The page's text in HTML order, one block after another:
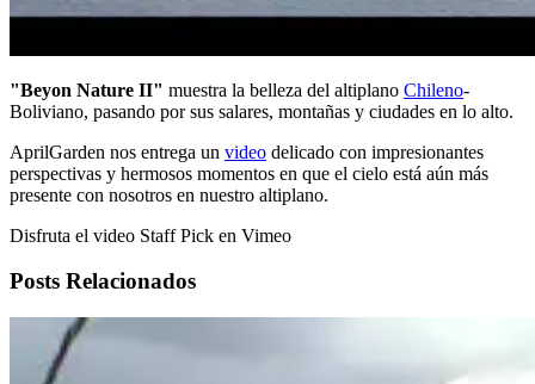
"Beyon Nature II" muestra la belleza del altiplano Chileno-
Boliviano, pasando por sus salares, montañas y ciudades en lo alto.
AprilGarden nos entrega un video delicado con impresionantes
perspectivas y hermosos momentos en que el cielo está aún más
presente con nosotros en nuestro altiplano.
Disfruta el video Staff Pick en Vimeo
Posts Relacionados